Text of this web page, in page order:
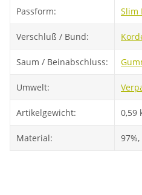
Passform: Slim
Verschluß / Bund:
Saum / Beinabschluss:
Umwelt:
Artikelgewicht: 0,59
Material: